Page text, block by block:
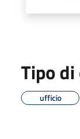
Tipo
ufficio